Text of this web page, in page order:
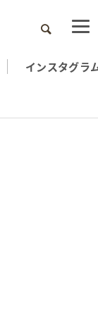
検索
インスタグラ